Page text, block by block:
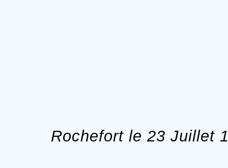
Rochefort le 23 Juillet